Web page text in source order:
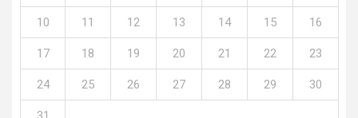
10 11 12 13 14 15 16
17 18 19 20 21 22 23
24 25 26 27 28 29 30